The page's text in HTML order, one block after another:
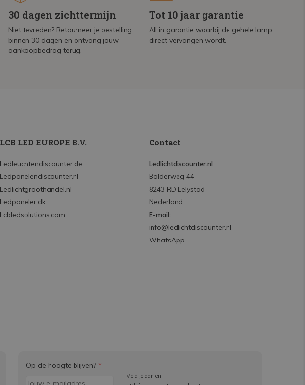
30 dagen zichttermijn
Niet tevreden? Retourneer je bestelling
binnen 30 dagen en ontvang jouw
aankoopbedrag terug.
Tot 10 jaar garantie
All in garantie waarbij de gehele lamp
direct vervangen wordt.
LCB LED EUROPE B.V.
Ledleuchtendiscounter.de
Ledpanelendiscounter.nl
Ledlichtgroothandel.nl
Ledpaneler.dk
Lcbledsolutions.com
Contact
Ledlichtdiscounter.nl
Bolderweg 44
8243 RD Lelystad
Nederland
E-mail:
info@ledlichtdiscounter.nl
WhatsApp
Op de hoogte blijven? *
Meld je aan en: